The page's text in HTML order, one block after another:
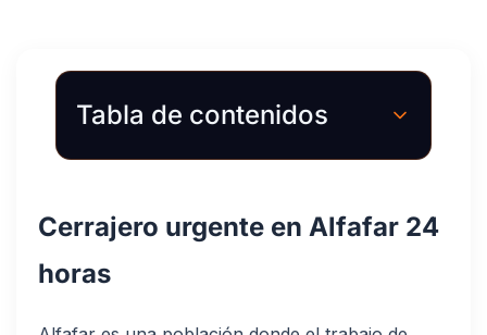
Tabla de contenidos
Cerrajero urgente en Alfafar 24
horas